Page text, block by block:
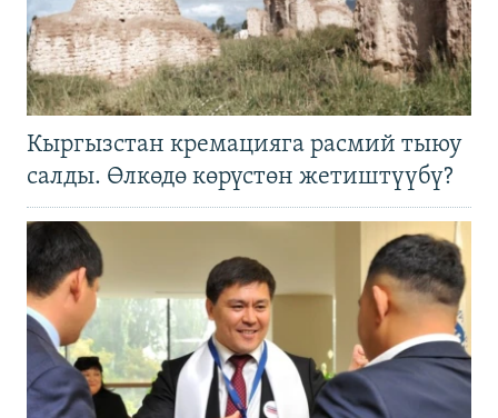
Кыргызстан кремацияга расмий тыюу
салды. Өлкөдө көрүстөн жетиштүүбү?